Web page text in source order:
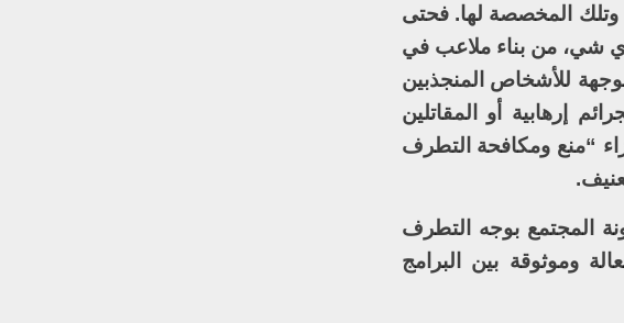
وتلك المخصصة لها. فحتى
شي، من بناء ملاعب في
للأشخاص المنجذبين
إرهابية أو المقاتلين
“منع ومكافحة التطرف
المجتمع بوجه التطرف
وموثوقة بين البرامج